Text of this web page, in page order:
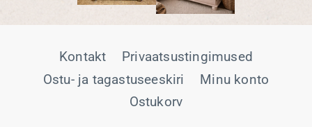
Kontakt
Privaatsustingimused
Ostu- ja tagastuseeskiri
Minu konto
Ostukorv